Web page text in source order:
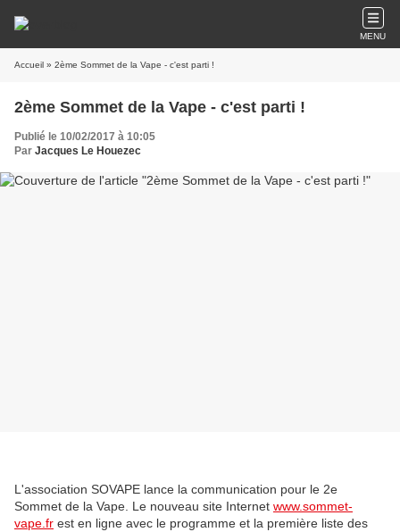
MENU
Accueil » 2ème Sommet de la Vape - c'est parti !
2ème Sommet de la Vape - c'est parti !
Publié le 10/02/2017 à 10:05
Par Jacques Le Houezec
L'association SOVAPE lance la communication pour le 2e
Sommet de la Vape. Le nouveau site Internet www.sommet-
vape.fr est en ligne avec le programme et la première liste des